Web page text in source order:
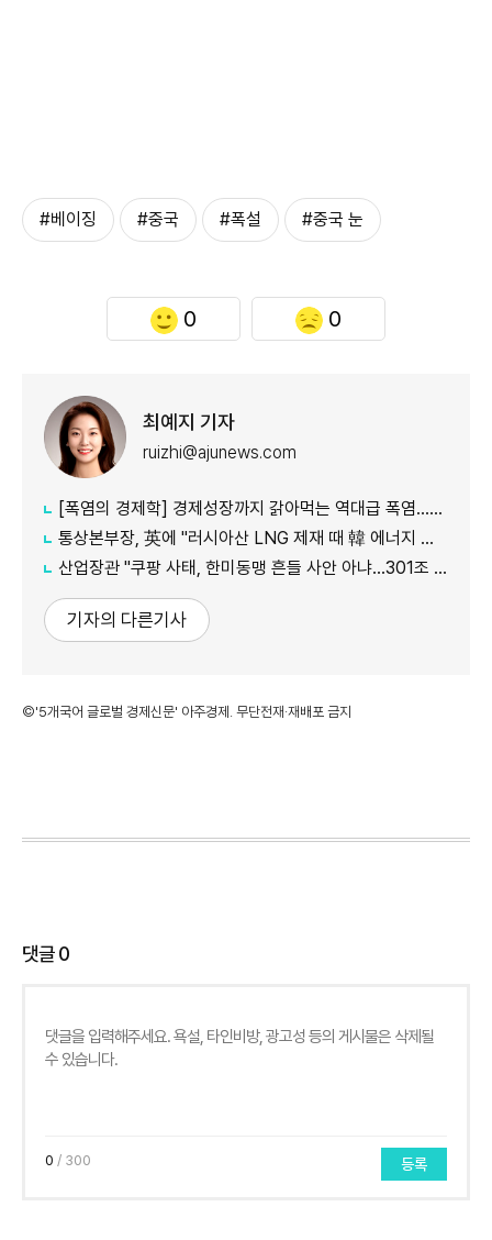
#베이징 #중국 #폭설 #중국 눈
0 0
최예지 기자
ruizhi@ajunews.com
[폭염의 경제학] 경제성장까지 갉아먹는 역대급 폭염…李대통령 "국가적 기후 재난"
통상본부장, 英에 "러시아산 LNG 제재 때 韓 에너지 안보 고려해야"
산업장관 "쿠팡 사태, 한미동맹 흔들 사안 아냐…301조 관세 15% 넘지 않도록 협의"
기자의 다른기사
©'5개국어 글로벌 경제신문' 아주경제. 무단전재·재배포 금지
댓글0
0 / 300 등록